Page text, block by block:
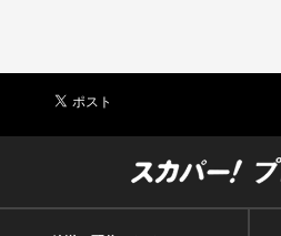
4月16日 (木)
福岡ソフトバンク
4月19日 (日) 福岡ソフトバンク